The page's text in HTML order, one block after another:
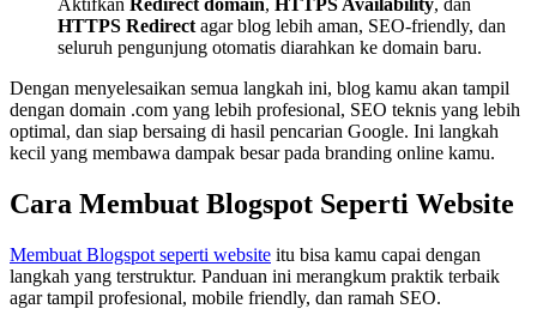
Aktifkan Redirect domain, HTTPS Availability, dan
HTTPS Redirect agar blog lebih aman, SEO-friendly, dan
seluruh pengunjung otomatis diarahkan ke domain baru.
Dengan menyelesaikan semua langkah ini, blog kamu akan tampil
dengan domain .com yang lebih profesional, SEO teknis yang lebih
optimal, dan siap bersaing di hasil pencarian Google. Ini langkah
kecil yang membawa dampak besar pada branding online kamu.
Cara Membuat Blogspot Seperti Website
Membuat Blogspot seperti website itu bisa kamu capai dengan
langkah yang terstruktur. Panduan ini merangkum praktik terbaik
agar tampil profesional, mobile friendly, dan ramah SEO.